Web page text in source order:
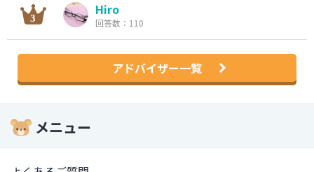
Hiro
回答数：110
アドバイザー一覧
メニュー